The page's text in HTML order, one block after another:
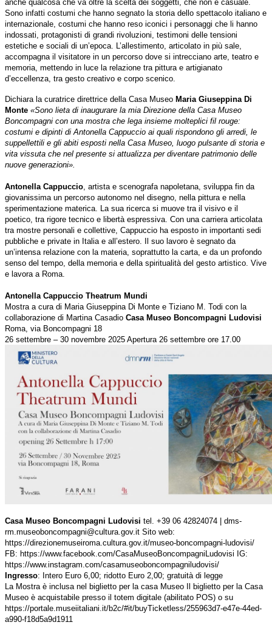
anche qualcosa che va oltre la scelta dei soggetti, che non è casuale.
Sono infatti costumi che hanno segnato la storia dello spettacolo italiano e
internazionale, costumi che hanno reso iconici i personaggi che li hanno
indossati, protagonisti di grandi rivoluzioni, testimoni delle tensioni
estetiche e sociali di un’epoca. L’allestimento, articolato in più sale,
accompagna il visitatore in un percorso dove si intrecciano arte, teatro e
memoria, mettendo in luce la relazione tra pittura e artigianato
d’eccellenza, tra gesto creativo e corpo scenico.
Dichiara la curatrice direttrice della Casa Museo Maria Giuseppina Di
Monte «Sono lieta di inaugurare la mia Direzione della Casa Museo
Boncompagni con una mostra che lega insieme molteplici fil rouge:
costumi e dipinti di Antonella Cappuccio ai quali rispondono gli arredi, le
suppellettili e gli abiti esposti nella Casa Museo, luogo pulsante di storia e
vita vissuta che nel presente si attualizza per diventare patrimonio delle
nuove generazioni».
Antonella Cappuccio, artista e scenografa napoletana, sviluppa fin da
giovanissima un percorso autonomo nel disegno, nella pittura e nella
sperimentazione materica. La sua ricerca si muove tra il visivo e il
poetico, tra rigore tecnico e libertà espressiva. Con una carriera articolata
tra mostre personali e collettive, Cappuccio ha esposto in importanti sedi
pubbliche e private in Italia e all’estero. Il suo lavoro è segnato da
un’intensa relazione con la materia, soprattutto la carta, e da un profondo
senso del tempo, della memoria e della spiritualità del gesto artistico. Vive
e lavora a Roma.
Antonella Cappuccio Theatrum Mundi
Mostra a cura di Maria Giuseppina Di Monte e Tiziano M. Todi con la
collaborazione di Martina Casadio Casa Museo Boncompagni Ludovisi
Roma, via Boncompagni 18
26 settembre – 30 novembre 2025 Apertura 26 settembre ore 17.00
Casa Museo Boncompagni Ludovisi tel. +39 06 42824074 | dms-
rm.museoboncompagni@cultura.gov.it Sito web:
https://direzionemuseiroma.cultura.gov.it/museo-boncompagni-ludovisi/
FB: https://www.facebook.com/CasaMuseoBoncompagniLudovisi IG:
https://www.instagram.com/casamuseoboncompagniludovisi/
Ingresso: Intero Euro 6,00; ridotto Euro 2,00; gratuità di legge
La Mostra è inclusa nel biglietto per la casa Museo Il biglietto per la Casa
Museo è acquistabile presso il totem digitale (abilitato POS) o su
https://portale.museiitaliani.it/b2c/#it/buyTicketless/255963d7-e47e-44ed-
a990-f18d5a9d1911